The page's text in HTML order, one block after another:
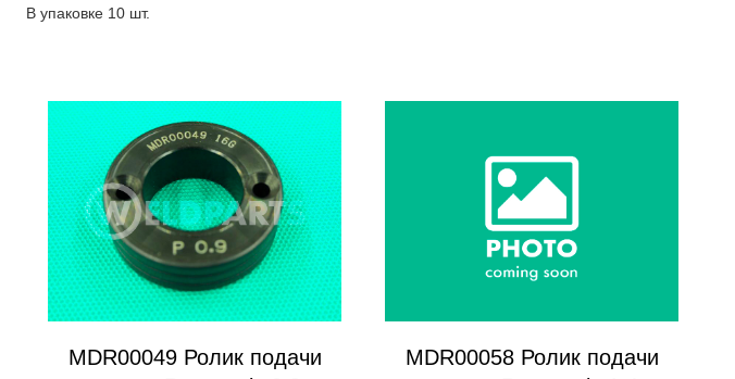
В упаковке 10 шт.
MDR00049 Ролик подачи
MDR00058 Ролик подачи